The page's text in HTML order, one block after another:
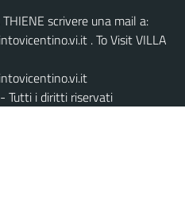
scrivere una mail a:
. To Visit VILLA
Tutti i diritti riservati